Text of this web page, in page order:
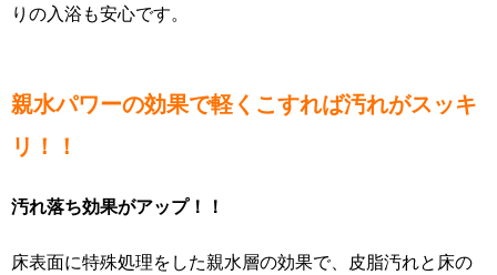
りの入浴も安心です。
親水パワーの効果で軽くこすれば汚れがスッキ
リ！！
汚れ落ち効果がアップ！！
床表面に特殊処理をした親水層の効果で、皮脂汚れと床の